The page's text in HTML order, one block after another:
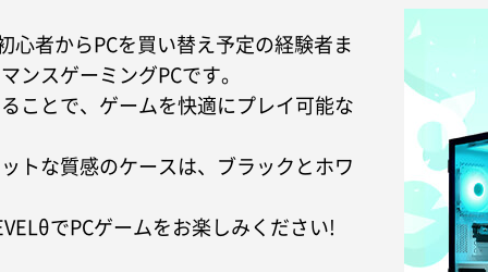
心者からPCを買い替え予定の経験者ま
ンスゲーミングPCです。
ことで、ゲームを快適にプレイ可能な
トな質感のケースは、ブラックとホワ
でPCゲームをお楽しみください!